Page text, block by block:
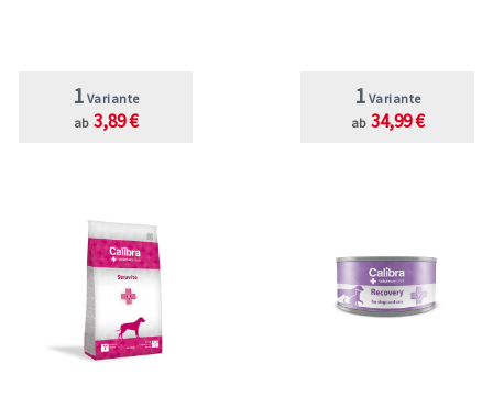
1 Variante
ab 3,89 €
1 Variante
ab 34,99 €